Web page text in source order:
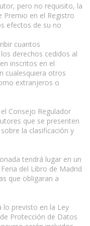
pero no requisito, la
Premio en el Registro
efectos de su no
cuantos
derechos cedidos al
inscritos en el
cualesquiera otros
extranjeros o
Consejo Regulador
que se presenten
la clasificación y
tendrá lugar en un
del Libro de Madrid
que obligaran a
lo previsto en la Ley
Protección de Datos